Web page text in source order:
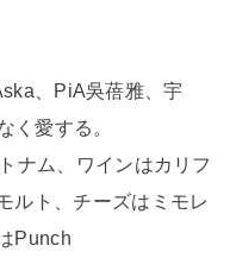
、PiA吳蓓雅、宇
く愛する。
ナム、ワインはカリフ
ルト、チーズはミモレ
Punch